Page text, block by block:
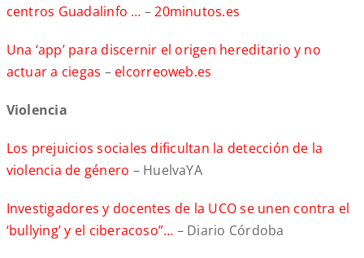
centros Guadalinfo … –20minutos.es
Una ‘app’ para discernir el origen hereditario y no
actuar a ciegas – elcorreoweb.es
Violencia
Los prejuicios sociales dificultan la detección de la
violencia de género – HuelvaYA
Investigadores y docentes de la UCO se unen contra el
‘bullying’ y el ciberacoso”… – Diario Córdoba